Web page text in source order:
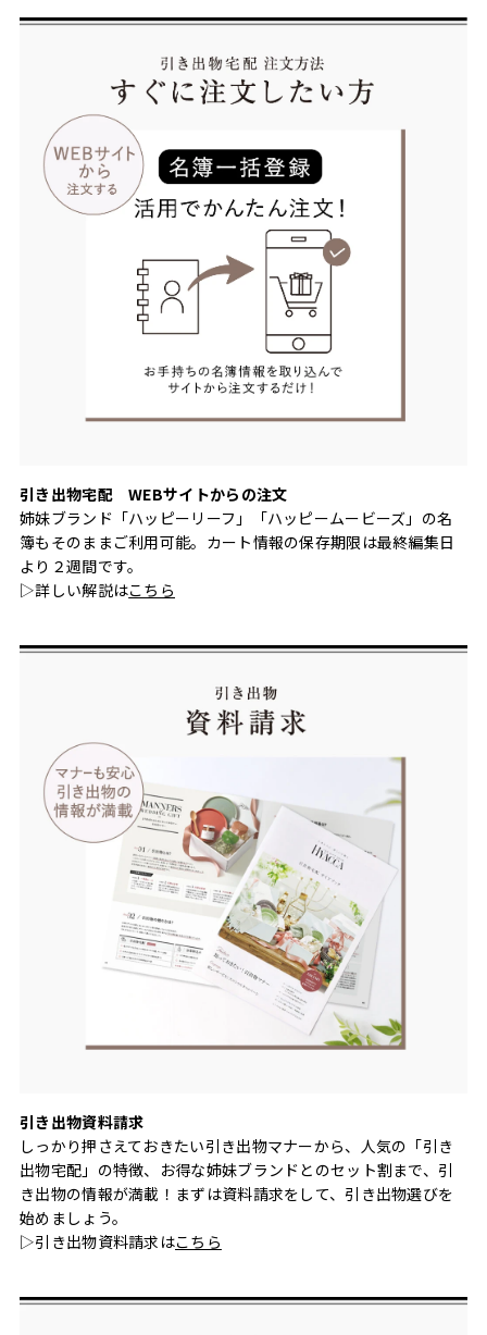
引き出物宅配 WEBサイトからの注文
姉妹ブランド「ハッピーリーフ」「ハッピームービーズ」の名
簿もそのままご利用可能。カート情報の保存期限は最終編集日
より２週間です。
▷詳しい解説はこちら
引き出物資料請求
しっかり押さえておきたい引き出物マナーから、人気の「引き
出物宅配」の特徴、お得な姉妹ブランドとのセット割まで、引
き出物の情報が満載！まずは資料請求をして、引き出物選びを
始めましょう。
▷引き出物資料請求はこちら